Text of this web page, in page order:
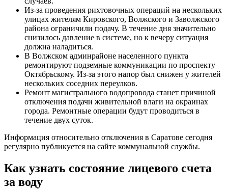
Из-за проведения рихтовочных операций на нескольких
улицах жителям Кировского, Волжского и Заволжского
района ограничили подачу. В течение дня значительно
снизилось давление в системе, но к вечеру ситуация
должна наладиться.
В Волжском админрайоне населенного пункта
ремонтируют подземные коммуникации по проспекту
Октябрьскому. Из-за этого напор был снижен у жителей
нескольких соседних переулков.
Ремонт магистрального водопровода станет причиной
отключения подачи живительной влаги на окраинах
города. Ремонтные операции будут проводиться в
течение двух суток.
Информация относительно отключения в Саратове сегодня
регулярно публикуется на сайте коммунальной службы.
Как узнать состояние лицевого счета
за воду